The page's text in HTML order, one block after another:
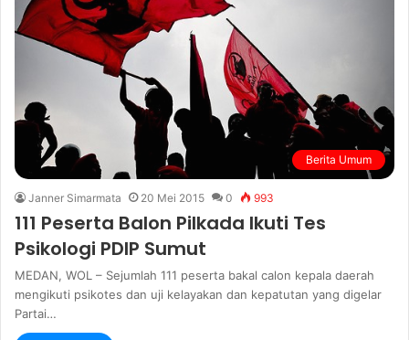
Berita Umum
Janner Simarmata 20 Mei 2015 0 993
111 Peserta Balon Pilkada Ikuti Tes
Psikologi PDIP Sumut
MEDAN, WOL – Sejumlah 111 peserta bakal calon kepala daerah
mengikuti psikotes dan uji kelayakan dan kepatutan yang digelar
Partai…